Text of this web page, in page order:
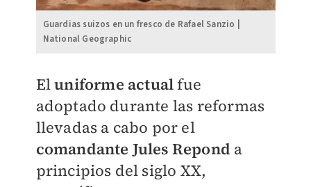
Guardias suizos en un fresco de Rafael Sanzio |
National Geographic
Eluniforme actualfue
adoptado durante las reformas
llevadas a cabo por el
comandante Jules Repond a
principios del siglo XX,